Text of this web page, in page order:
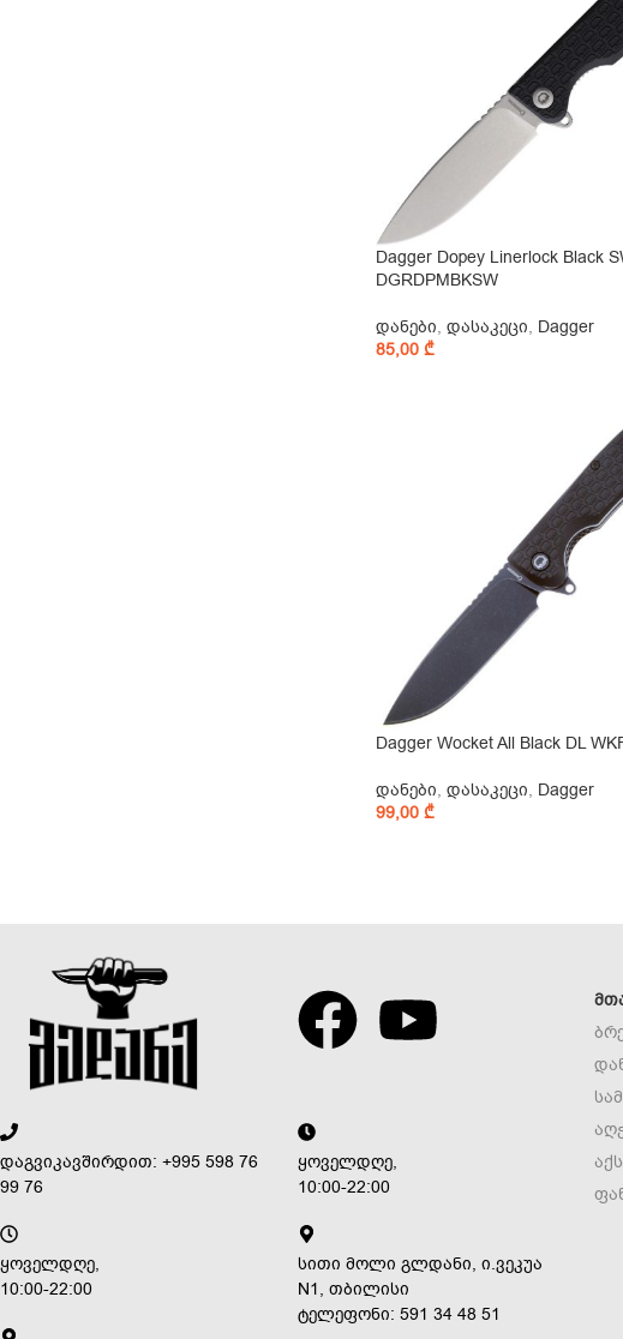
Dagger Dopey Linerlock Black
DGRDPMBKSW
დანები, დასაკეცი, Dagger
85,00 ₾
Dagger Wocket All Black DL
დანები, დასაკეცი, Dagger
99,00 ₾
დაგვიკავშირდით: +995 598 76
99 76
ყოველდღე,
10:00-22:00
ყოველდღე,
10:00-22:00
სითი მოლი გლდანი, ი.ვეკუა
N1, თბილისი
ტელეფონი: 591 34 48 51